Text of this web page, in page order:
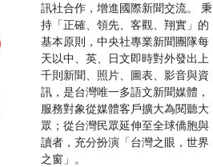
訊社合作，增進國際新聞交流。 秉
持「正確、領先、客觀、翔實」的
基本原則，中央社專業新聞團隊每
天以中、英、日文即時對外發出上
千則新聞、照片、圖表、影音與資
訊，是台灣唯一多語文新聞媒體，
服務對象從媒體客戶擴大為閱聽大
眾；從台灣民眾延伸至全球僑胞與
讀者，充分扮演「台灣之眼，世界
之窗」。